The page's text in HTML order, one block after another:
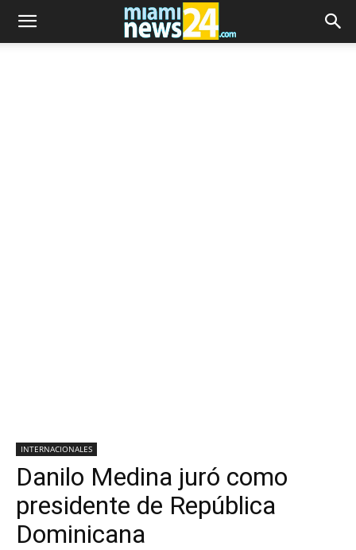
INTERNACIONALES
Danilo Medina juró como
presidente de República
Dominicana